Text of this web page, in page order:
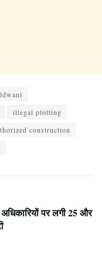
illegal plotting
construction
पर लगी 25 और